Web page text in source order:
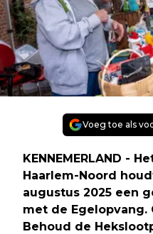
Voeg toe als
KENNEMERLAND -
Haarlem-Noord
augustus 2025 een
met de Egelopvang.
Behoud de